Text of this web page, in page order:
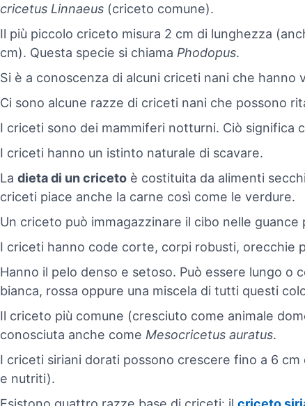
cricetus Linnaeus (criceto comune).
Il più piccolo criceto misura 2 cm di lunghezza
cm). Questa specie si chiama Phodopus.
Si è a conoscenza di alcuni criceti nani che hanno
Ci sono alcune razze di criceti nani che possono
I criceti sono dei mammiferi notturni. Ciò
I criceti hanno un istinto naturale di scavare.
Ladieta di un criceto è costituita da alimenti
criceti piace anche la carne così come le verdure.
Un criceto può immagazzinare il cibo nelle
I criceti hanno code corte, corpi robusti, orecchie
Hanno il pelo denso e setoso. Può essere lungo o
bianca, rossa oppure una miscela di tutti questi
Il criceto più comune (cresciuto come animale
conosciuta anche come Mesocricetus auratus.
I criceti siriani dorati possono crescere fino a 6
e nutriti).